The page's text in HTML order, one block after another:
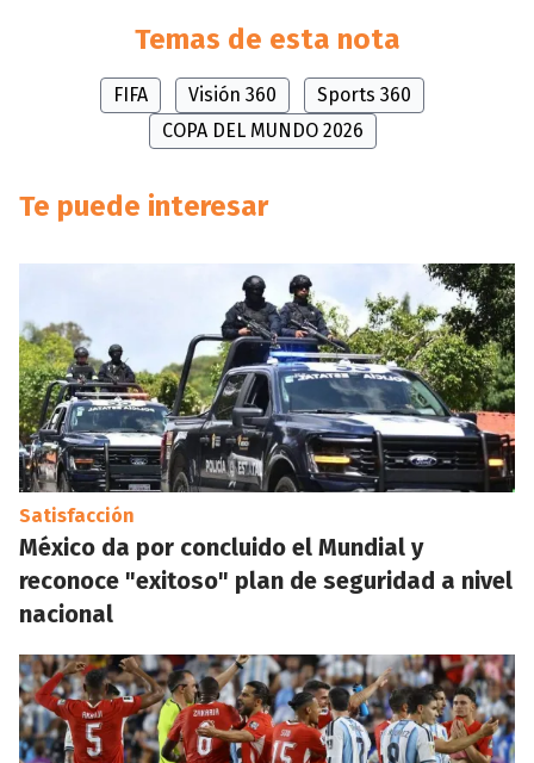
Temas de esta nota
FIFA Visión 360
Sports 360
COPA DEL MUNDO 2026
Te puede interesar
Satisfacción
México da por concluido el Mundial y
reconoce "exitoso" plan de seguridad a nivel
nacional